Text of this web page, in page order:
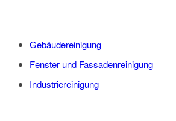
Gebäudereinigung
Fenster und Fassadenreinigung
Industriereinigung